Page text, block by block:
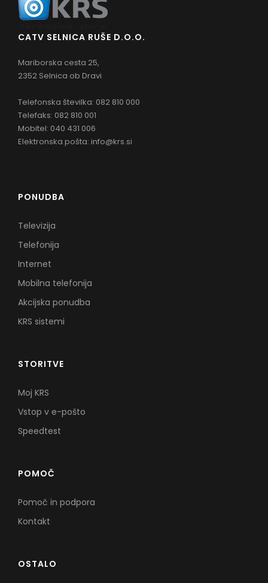
CATV SELNICA RUŠE D.O.O.
Mariborska cesta 25,
2352 Selnica ob Dravi
Telefonska številka: 082 810 000
Telefaks: 082 810 001
Mobitel: 040 431 006
Elektronska pošta: info@krs.si
PONUDBA
Televizija
Telefonija
Internet
Mobilna telefonija
Akcijska ponudba
KRS sistemi
STORITVE
Moj KRS
Vstop v e-pošto
Speedtest
POMOČ
Pomoč in podpora
Kontakt
OSTALO